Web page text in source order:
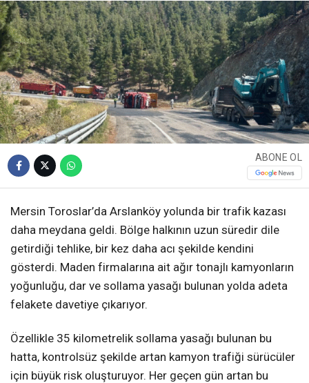
ABONE OL
Mersin Toroslar’da Arslanköy yolunda bir trafik kazası
daha meydana geldi. Bölge halkının uzun süredir dile
getirdiği tehlike, bir kez daha acı şekilde kendini
gösterdi. Maden firmalarına ait ağır tonajlı kamyonların
yoğunluğu, dar ve sollama yasağı bulunan yolda adeta
felakete davetiye çıkarıyor.
Özellikle 35 kilometrelik sollama yasağı bulunan bu
hatta, kontrolsüz şekilde artan kamyon trafiği sürücüler
için büyük risk oluşturuyor. Her geçen gün artan bu